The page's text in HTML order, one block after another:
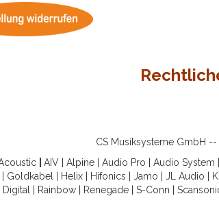
CS Musiksysteme GmbH
AIV Alpine Audio Pro Audio System
Goldkabel Helix| Hifonics Jamo JL Audio
Digital
Rainbow Renegade S-Conn